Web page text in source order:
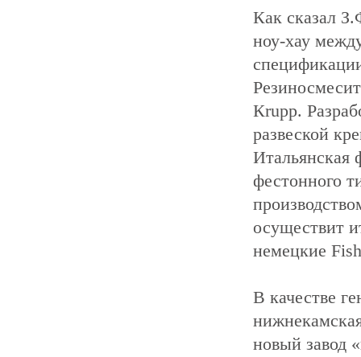
Как сказал
ноу-хау
Кrupp.
развеской
Итальянская
фестонного
осуществит
немецкие
В качестве
новый завод